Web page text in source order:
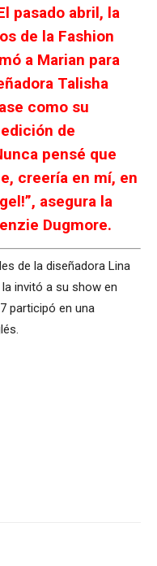
pasado abril, la
de la Fashion
a Marian para
Talisha
como su
de
pensé que
creería en mí, en
asegura la
Dugmore.
de la diseñadora Lina
invitó a su show en
participó en una